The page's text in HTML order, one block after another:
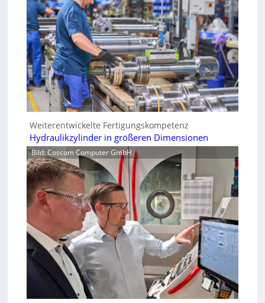
Weiterentwickelte Fertigungskompetenz
Hydraulikzylinder in größeren Dimensionen
Bild: Coscom Computer GmbH